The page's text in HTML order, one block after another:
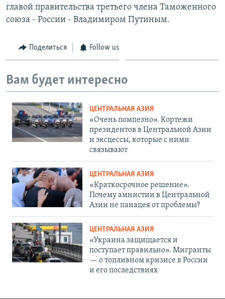
главой правительства третьего члена Таможенного
союза - России - Владимиром Путиным.
Поделиться Follow us
Вам будет интересно
ЦЕНТРАЛЬНАЯ АЗИЯ
«Очень помпезно». Кортежи
президентов в Центральной Азии
и эксцессы, которые с ними
связывают
ЦЕНТРАЛЬНАЯ АЗИЯ
«Краткосрочное решение».
Почему амнистии в Центральной
Азии не панацея от проблемы?
ЦЕНТРАЛЬНАЯ АЗИЯ
«Украина защищается и
поступает правильно». Мигранты
— о топливном кризисе в России
и его последствиях